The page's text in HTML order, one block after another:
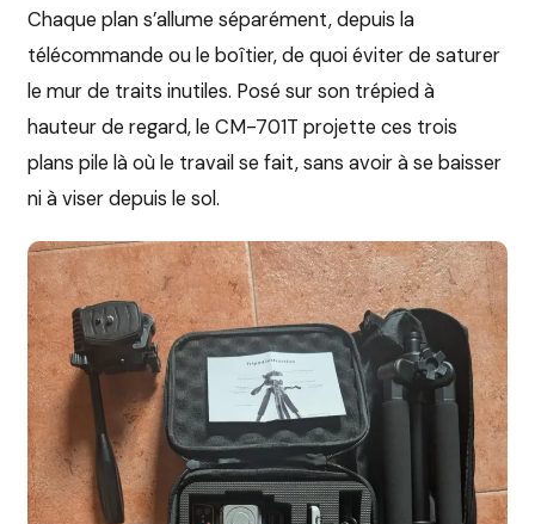
Chaque plan s’allume séparément, depuis la
télécommande ou le boîtier, de quoi éviter de saturer
le mur de traits inutiles. Posé sur son trépied à
hauteur de regard, le CM-701T projette ces trois
plans pile là où le travail se fait, sans avoir à se baisser
ni à viser depuis le sol.